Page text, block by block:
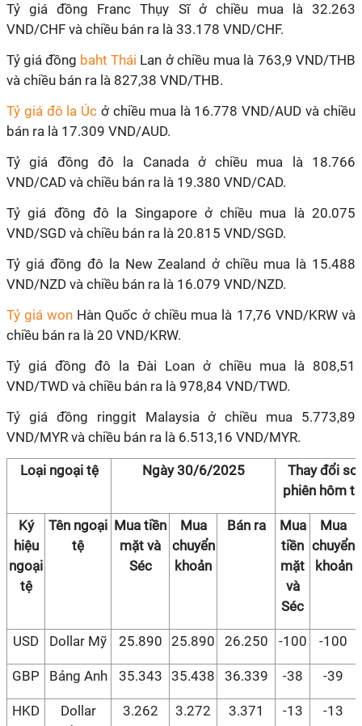
Tỷ giá đồng Franc Thụy Sĩ ở chiều mua là 32.263
VND/CHF và chiều bán ra là 33.178 VND/CHF.
Tỷ giá đồng baht Thái Lan ở chiều mua là 763,9 VND/THB
và chiều bán ra là 827,38 VND/THB.
Tỷ giá đô la Úc ở chiều mua là 16.778 VND/AUD và chiều
bán ra là 17.309 VND/AUD.
Tỷ giá đồng đô la Canada ở chiều mua là 18.766
VND/CAD và chiều bán ra là 19.380 VND/CAD.
Tỷ giá đồng đô la Singapore ở chiều mua là 20.075
VND/SGD và chiều bán ra là 20.815 VND/SGD.
Tỷ giá đồng đô la New Zealand ở chiều mua là 15.488
VND/NZD và chiều bán ra là 16.079 VND/NZD.
Tỷ giá won Hàn Quốc ở chiều mua là 17,76 VND/KRW và
chiều bán ra là 20 VND/KRW.
Tỷ giá đồng đô la Đài Loan ở chiều mua là 808,51
VND/TWD và chiều bán ra là 978,84 VND/TWD.
Tỷ giá đồng ringgit Malaysia ở chiều mua 5.773,89
VND/MYR và chiều bán ra là 6.513,16 VND/MYR.
Loại ngoại tệ Ngày 30/6/2025
Thay đổi so
phiên hôm
Ký
hiệu
ngoại
tệ
Tên ngoại
tệ
Mua tiền
mặt và
Séc
Mua
chuyển
khoản
Bán ra
Mua
tiền
mặt
và
Séc
Mua
chuyển
khoản
USD Dollar Mỹ 25.890 25.890 26.250 -100 -100
GBP Bảng Anh 35.343 35.438 36.339 -38 -39
HKD
Dollar
3.262 3.272 3.371 -13 -13